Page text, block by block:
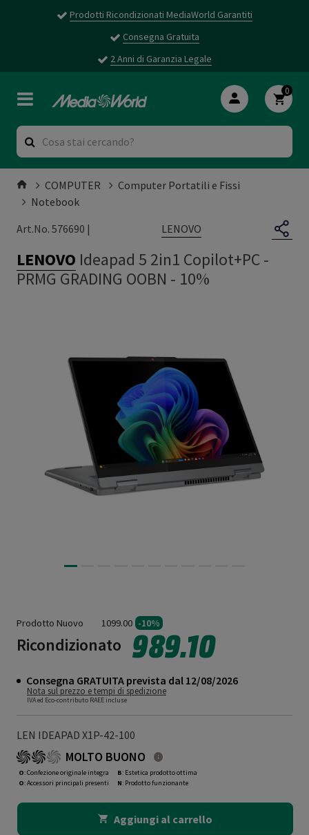
Prodotti Ricondizionati MediaWorld Garantiti
Consegna Gratuita
2 Anni di Garanzia Legale
0
COMPUTER
Computer Portatili e Fissi
Notebook
Art.No. 576690 |
LENOVO
LENOVO Ideapad 5 2in1 Copilot+PC-
PRMG GRADING OOBN - 10%
Prodotto Nuovo 1099.00 -10%
Ricondizionato 989.10
Consegna GRATUITA prevista dal 12/08/2026
Nota sul prezzo e tempi di spedizione
IVA ed Eco-contributo RAEE incluse
LEN IDEAPAD X1P-42-100
MOLTO BUONO
O: Confezione originale integra
O: Accessori principali presenti
B: Estetica prodotto ottima
N: Prodotto funzionante
Aggiungi al carrello